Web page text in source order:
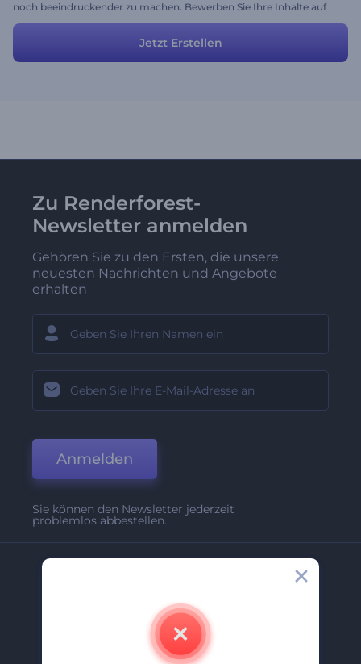
noch beeindruckender zu machen. Bewerben Sie Ihre Inhalte auf
ansprechende und ansprechende Weise!
Jetzt Erstellen
Zu Renderforest-
Newsletter anmelden
Gehören Sie zu den Ersten, die unsere
neuesten Nachrichten und Angebote
erhalten
Anmelden
Sie können den Newsletter jederzeit
problemlos abbestellen.